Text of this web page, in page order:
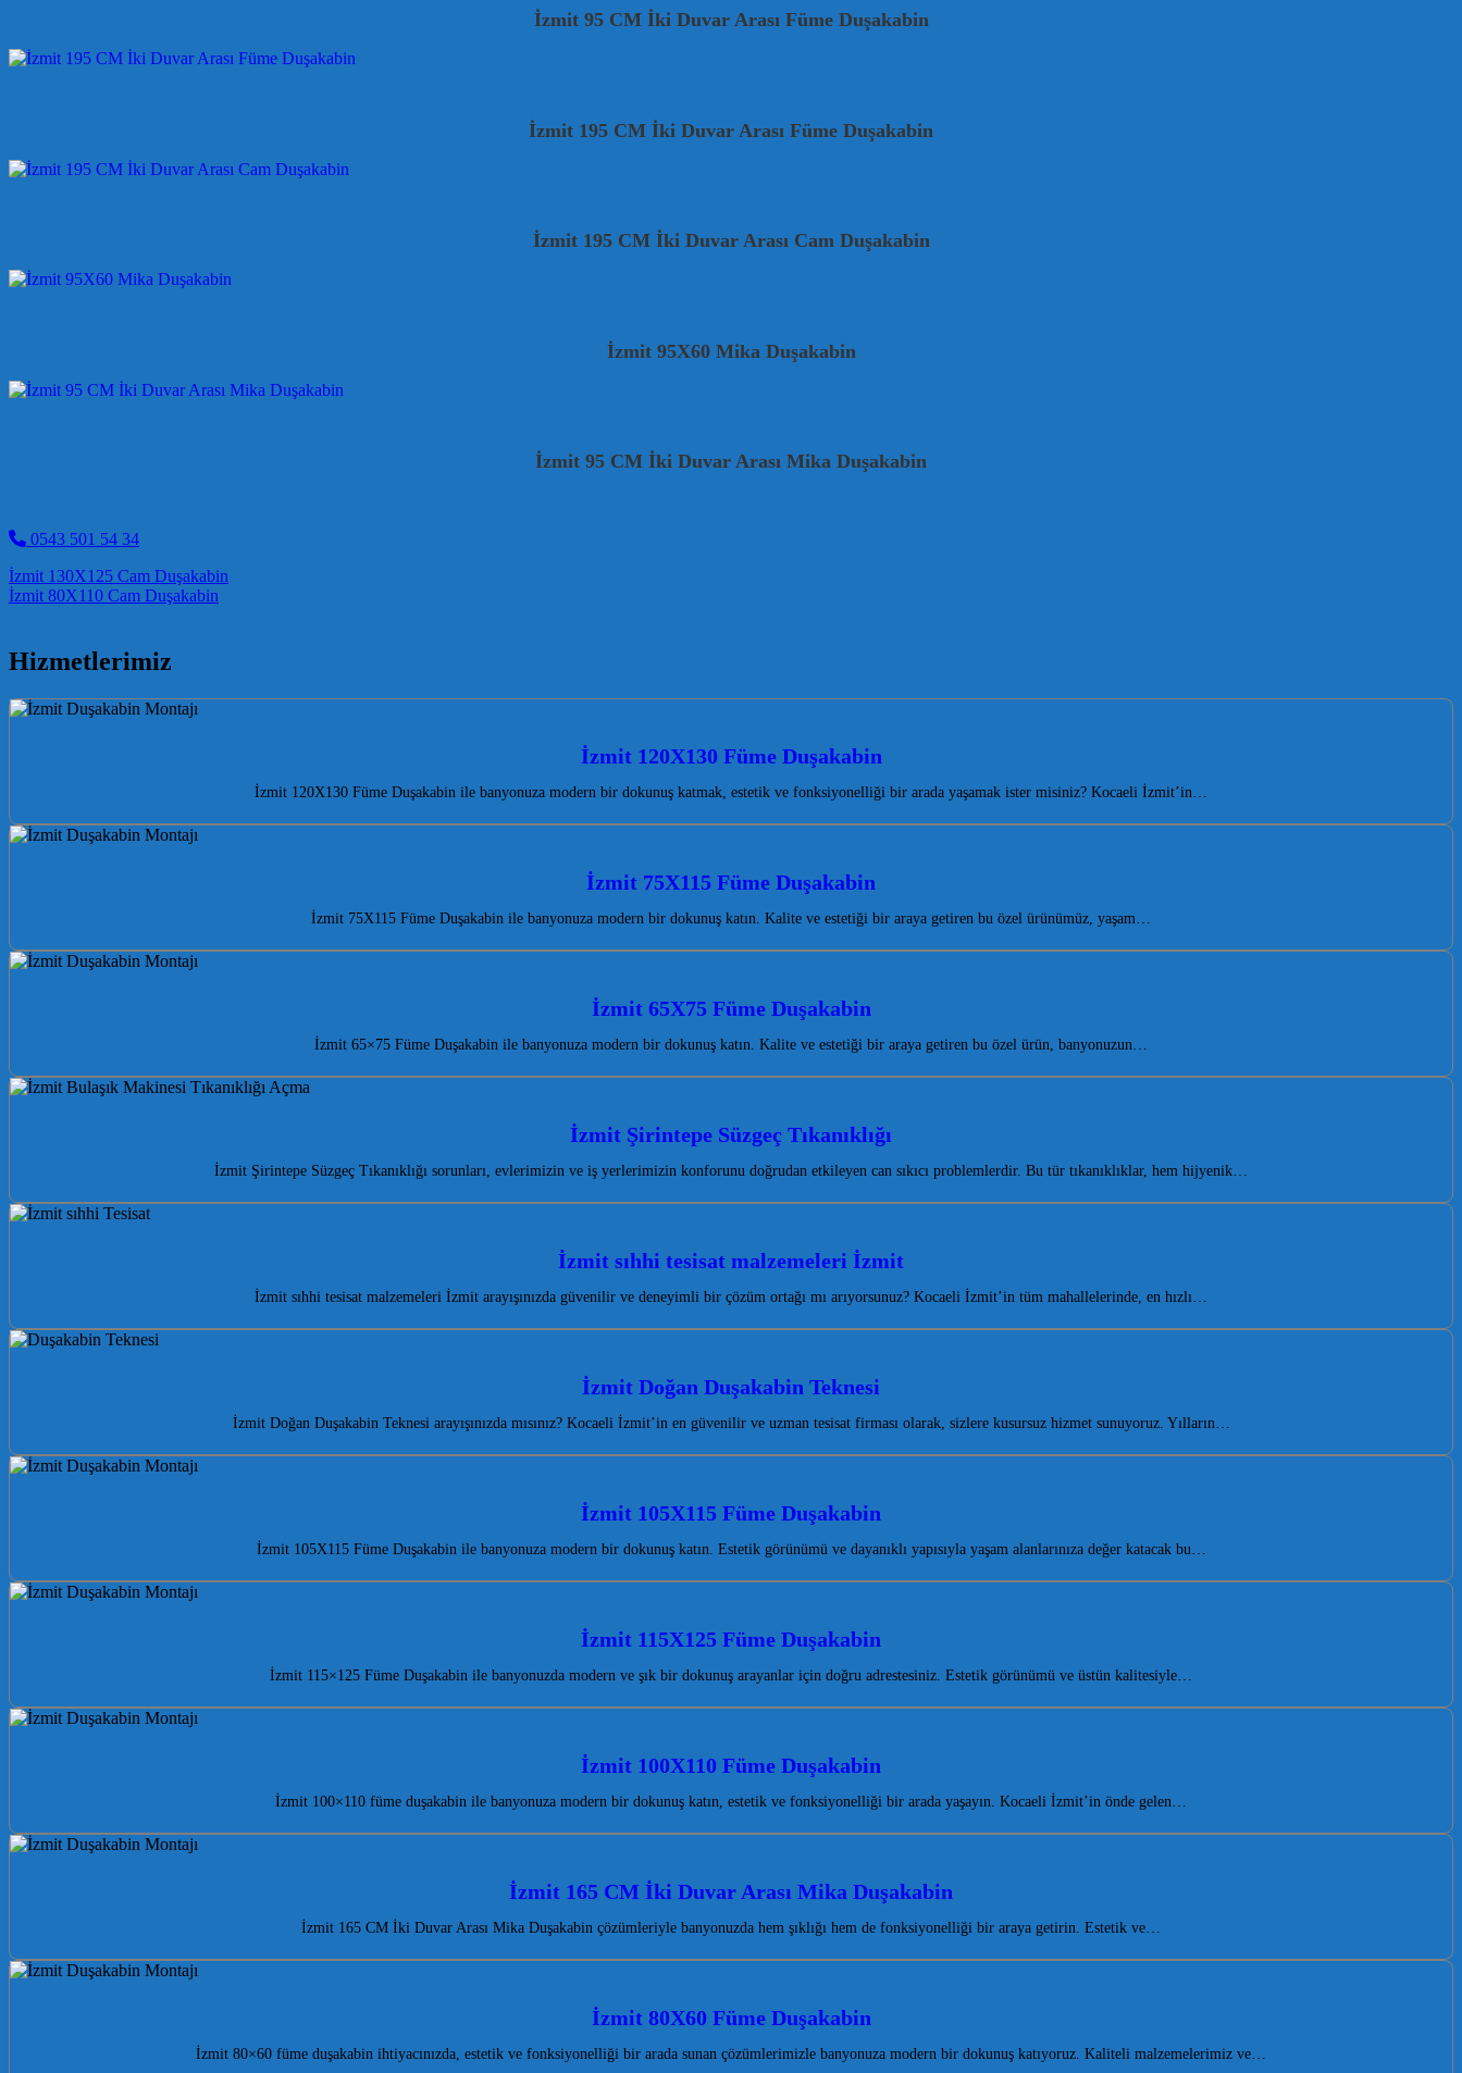
İzmit 95 CM İki Duvar Arası Füme Duşakabin
İzmit 195 CM İki Duvar Arası Füme Duşakabin
İzmit 195 CM İki Duvar Arası Cam Duşakabin
İzmit 95X60 Mika Duşakabin
İzmit 95 CM İki Duvar Arası Mika Duşakabin
0543 501 54 34
Post navigation
İzmit 130X125 Cam Duşakabin
İzmit 80X110 Cam Duşakabin
Hizmetlerimiz
İzmit 120X130 Füme Duşakabin
İzmit 120X130 Füme Duşakabin ile banyonuza modern bir dokunuş katmak, estetik ve fonksiyonelliği bir arada yaşamak ister misiniz? Kocaeli İzmit’in…
İzmit 75X115 Füme Duşakabin
İzmit 75X115 Füme Duşakabin ile banyonuza modern bir dokunuş katın. Kalite ve estetiği bir araya getiren bu özel ürünümüz, yaşam…
İzmit 65X75 Füme Duşakabin
İzmit 65×75 Füme Duşakabin ile banyonuza modern bir dokunuş katın. Kalite ve estetiği bir araya getiren bu özel ürün, banyonuzun…
İzmit Şirintepe Süzgeç Tıkanıklığı
İzmit Şirintepe Süzgeç Tıkanıklığı sorunları, evlerimizin ve iş yerlerimizin konforunu doğrudan etkileyen can sıkıcı problemlerdir. Bu tür tıkanıklıklar, hem hijyenik…
İzmit sıhhi tesisat malzemeleri İzmit
İzmit sıhhi tesisat malzemeleri İzmit arayışınızda güvenilir ve deneyimli bir çözüm ortağı mı arıyorsunuz? Kocaeli İzmit’in tüm mahallelerinde, en hızlı…
İzmit Doğan Duşakabin Teknesi
İzmit Doğan Duşakabin Teknesi arayışınızda mısınız? Kocaeli İzmit’in en güvenilir ve uzman tesisat firması olarak, sizlere kusursuz hizmet sunuyoruz. Yılların…
İzmit 105X115 Füme Duşakabin
İzmit 105X115 Füme Duşakabin ile banyonuza modern bir dokunuş katın. Estetik görünümü ve dayanıklı yapısıyla yaşam alanlarınıza değer katacak bu…
İzmit 115X125 Füme Duşakabin
İzmit 115×125 Füme Duşakabin ile banyonuzda modern ve şık bir dokunuş arayanlar için doğru adrestesiniz. Estetik görünümü ve üstün kalitesiyle…
İzmit 100X110 Füme Duşakabin
İzmit 100×110 füme duşakabin ile banyonuza modern bir dokunuş katın, estetik ve fonksiyonelliği bir arada yaşayın. Kocaeli İzmit’in önde gelen…
İzmit 165 CM İki Duvar Arası Mika Duşakabin
İzmit 165 CM İki Duvar Arası Mika Duşakabin çözümleriyle banyonuzda hem şıklığı hem de fonksiyonelliği bir araya getirin. Estetik ve…
İzmit 80X60 Füme Duşakabin
İzmit 80×60 füme duşakabin ihtiyacınızda, estetik ve fonksiyonelliği bir arada sunan çözümlerimizle banyonuza modern bir dokunuş katıyoruz. Kaliteli malzemelerimiz ve…